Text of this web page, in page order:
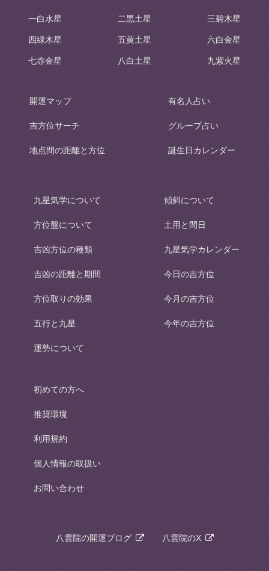
一白水星 二黒土星 三碧木星
四緑木星 五黄土星 六白金星
七赤金星 八白土星 九紫火星
開運マップ
吉方位サーチ
地点間の距離と方位
有名人占い
グループ占い
誕生日カレンダー
九星気学について
方位盤について
吉凶方位の種類
吉凶の距離と期間
方位取りの効果
五行と九星
運勢について
傾斜について
土用と間日
九星気学カレンダー
今日の吉方位
今月の吉方位
今年の吉方位
初めての方へ
推奨環境
利用規約
個人情報の取扱い
お問い合わせ
八雲院の開運ブログ 八雲院のX